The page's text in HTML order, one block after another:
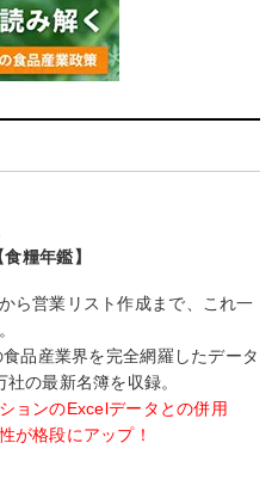
糧年鑑】
ら営業リスト作成まで、これ一
品産業界を完全網羅したデータ
社の最新名簿を収録。
ョンのExcelデータとの併用
が格段にアップ！